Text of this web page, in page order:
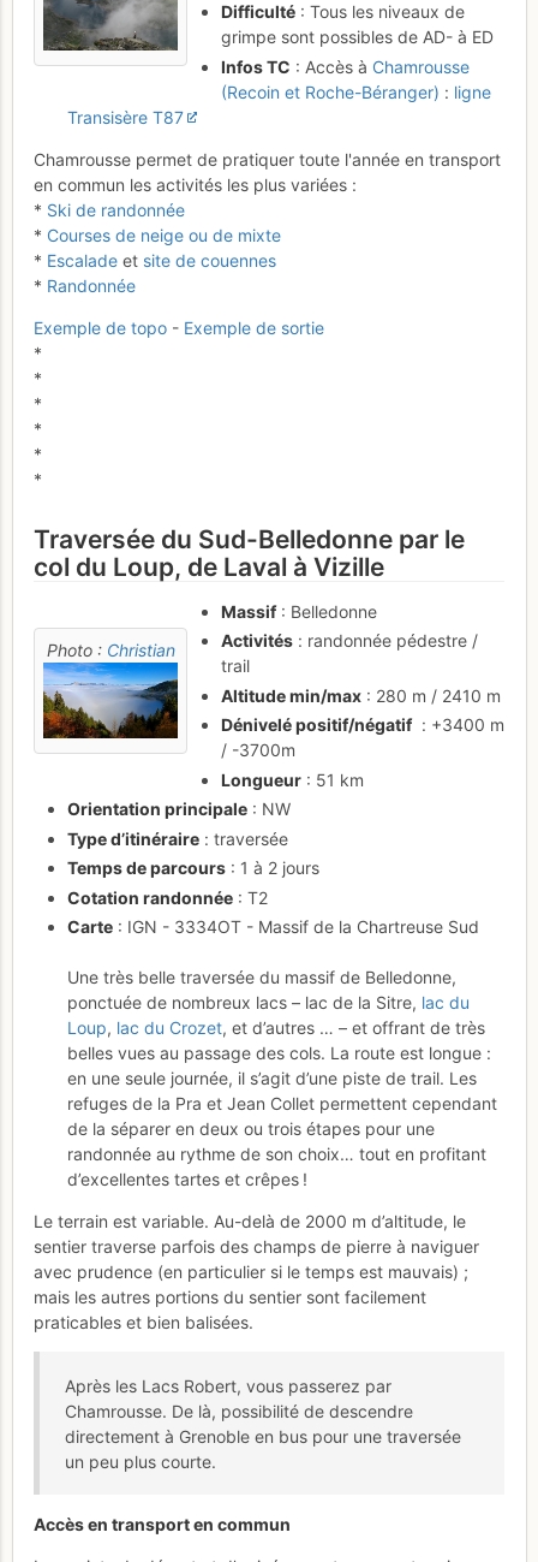
Difficulté : Tous les niveaux de
grimpe sont possibles de AD- à ED
Infos TC : Accès à Chamrousse
(Recoin et Roche-Béranger) : ligne
Transisère T87
Chamrousse permet de pratiquer toute l'année en transport
en commun les activités les plus variées :
* Ski de randonnée
* Courses de neige ou de mixte
* Escalade et site de couennes
* Randonnée
Exemple de topo - Exemple de sortie
*
*
*
*
*
*
Traversée du Sud-Belledonne par le
col du Loup, de Laval à Vizille
Photo : Christian
Massif: Belledonne
Activités : randonnée pédestre /
trail
Altitude min/max : 280 m / 2410 m
Dénivelé positif/négatif: +3400 m
/ -3700m
Longueur : 51 km
Orientation principale : NW
Type d’itinéraire : traversée
Temps de parcours : 1 à 2 jours
Cotation randonnée : T2
Carte : IGN - 3334OT - Massif de la Chartreuse Sud
Une très belle traversée du massif de Belledonne,
ponctuée de nombreux lacs – lac de la Sitre, lac du
Loup, lac du Crozet, et d’autres … – et offrant de très
belles vues au passage des cols. La route est longue :
en une seule journée, il s’agit d’une piste de trail. Les
refuges de la Pra et Jean Collet permettent cependant
de la séparer en deux ou trois étapes pour une
randonnée au rythme de son choix… tout en profitant
d’excellentes tartes et crêpes !
Le terrain est variable. Au-delà de 2000 m d’altitude, le
sentier traverse parfois des champs de pierre à naviguer
avec prudence (en particulier si le temps est mauvais) ;
mais les autres portions du sentier sont facilement
praticables et bien balisées.
Après les Lacs Robert, vous passerez par
Chamrousse. De là, possibilité de descendre
directement à Grenoble en bus pour une traversée
un peu plus courte.
Accès en transport en commun